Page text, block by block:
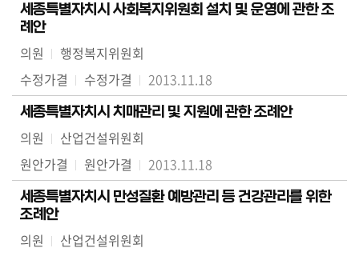
세종특별자치시 사회복지위원회 설치 및 운영에 관한 조
례안
의원
행정복지위원회
수정가결
수정가결 2013.11.18
세종특별자치시 치매관리 및 지원에 관한 조례안
의원
산업건설위원회
원안가결
원안가결 2013.11.18
세종특별자치시 만성질환 예방관리 등 건강관리를 위한
조례안
의원
산업건설위원회